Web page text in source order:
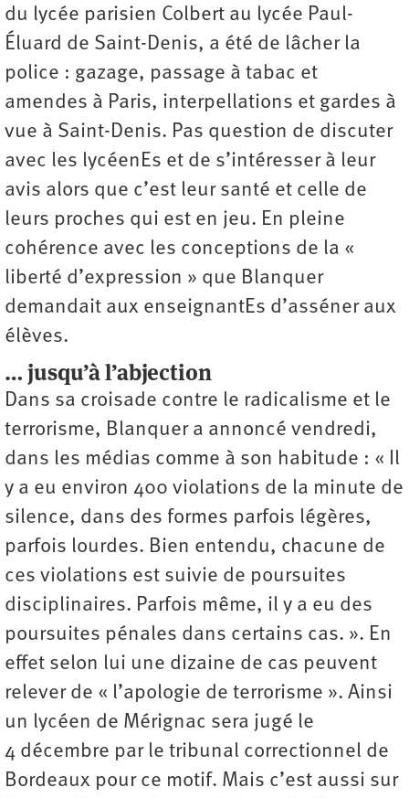
du lycée parisien Colbert au lycée Paul-
Éluard de Saint-Denis, a été de lâcher la
police : gazage, passage à tabac et
amendes à Paris, interpellations et gardes à
vue à Saint-Denis. Pas question de discuter
avec les lycéenEs et de s’intéresser à leur
avis alors que c’est leur santé et celle de
leurs proches qui est en jeu. En pleine
cohérence avec les conceptions de la «
liberté d’expression » que Blanquer
demandait aux ­enseignantEs d’asséner aux
élèves.
… jusqu’à l’abjection
Dans sa croisade contre le radicalisme et le
terrorisme, Blanquer a annoncé vendredi,
dans les médias comme à son habitude : « Il
y a eu environ 400 violations de la minute de
silence, dans des formes parfois légères,
parfois lourdes. Bien entendu, chacune de
ces violations est suivie de poursuites
disciplinaires. Parfois même, il y a eu des
poursuites pénales dans certains cas. ». En
effet selon lui une dizaine de cas peuvent
relever de « l’apologie de terrorisme ». Ainsi
un lycéen de Mérignac sera jugé le
4 décembre par le tribunal correctionnel de
Bordeaux pour ce motif. Mais c’est aussi sur